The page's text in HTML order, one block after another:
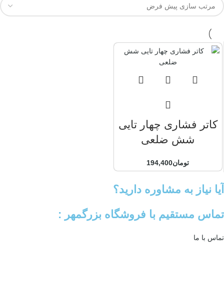
کاتر فشاری چهار تایی
شش ضلعی
تومان194,400
آیا نیاز به مشاوره دارید؟
تماس مستقیم با فروشگاه بزرگمهر :
تماس با ما